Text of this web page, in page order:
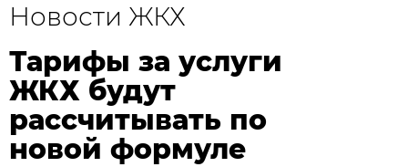
Новости ЖКХ
Тарифы за услуги
ЖКХ будут
рассчитывать по
новой формуле